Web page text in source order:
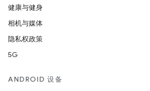
健康与健身
相机与媒体
隐私权政策
5G
ANDROID 设备